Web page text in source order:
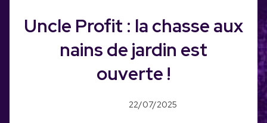
Uncle Profit : la chasse aux
nains de jardin est
ouverte !
22/07/2025